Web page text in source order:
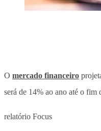
O mercado financeiro
será de 14% ao ano até o fim
relatório Focus